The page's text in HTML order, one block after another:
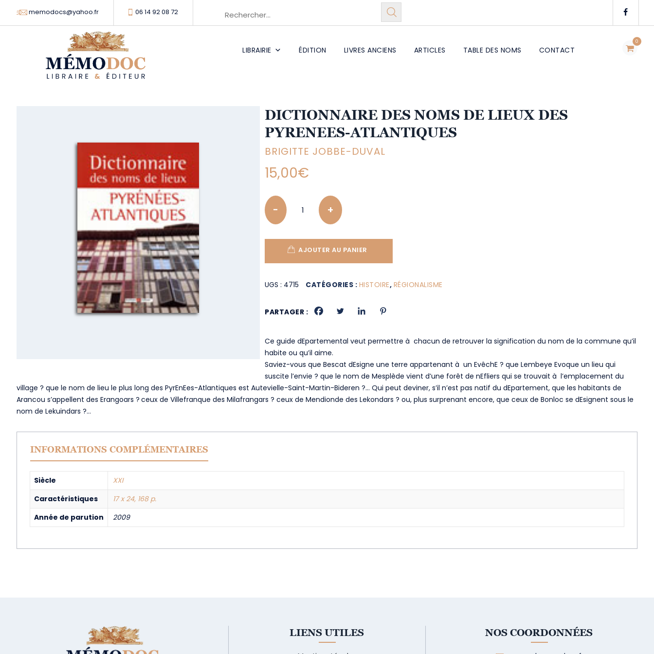
memodocs@yahoo.fr 06 14 92 08 72
0
LIBRAIRIE ÉDITION LIVRES ANCIENS ARTICLES TABLE DES NOMS CONTACT
DICTIONNAIRE DES NOMS DE LIEUX DES
PYRENEES-ATLANTIQUES
BRIGITTE JOBBE-DUVAL
15,00€
Quantity
AJOUTER AU PANIER
UGS : 4715 CATÉGORIES : HISTOIRE, RÉGIONALISME
PARTAGER :
Ce guide dEpartemental veut permettre à chacun de retrouver la signification du nom de la commune qu’il
habite ou qu’il aime.
Saviez-vous que Bescat dEsigne une terre appartenant à un EvêchE ? que Lembeye Evoque un lieu qui
suscite l’envie ? que le nom de Mesplède vient d’une forêt de nEfliers qui se trouvait à l’emplacement du
village ? que le nom de lieu le plus long des PyrEnEes-Atlantiques est Autevielle-Saint-Martin-Bideren ?… Qui peut deviner, s’il n’est pas natif du dEpartement, que les habitants de
Arancou s’appellent des Erangoars ? ceux de Villefranque des Milafrangars ? ceux de Mendionde des Lekondars ? ou, plus surprenant encore, que ceux de Bonloc se dEsignent sous le
nom de Lekuindars ?…
INFORMATIONS COMPLÉMENTAIRES
Siècle
XXI
Caractéristiques
17 x 24, 168 p.
Année de parution
2009
LIENS UTILES NOS COORDONNÉES